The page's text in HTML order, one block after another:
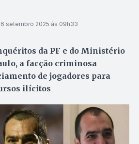
setembro 2025 às 09h33
da PF e do Ministério
a facção criminosa
de jogadores para
ilícitos